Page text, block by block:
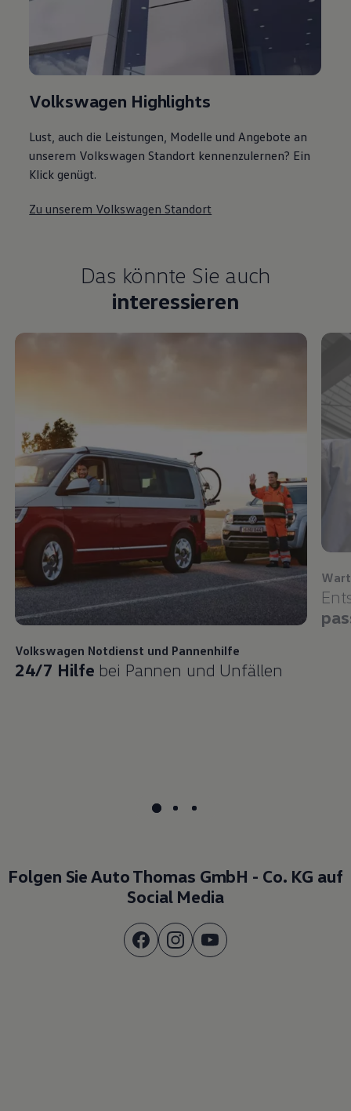
Volkswagen Highlights
Lust, auch die Leistungen, Modelle und Angebote an
unserem Volkswagen Standort kennenzulernen? Ein
Klick genügt.
Zu unserem Volkswagen Standort
Das könnte Sie auch
interessieren
Volkswagen Notdienst und Pannenhilfe
24/7 Hilfe bei Pannen und Unfällen
Folgen Sie Auto Thomas GmbH - Co. KG auf
Social Media